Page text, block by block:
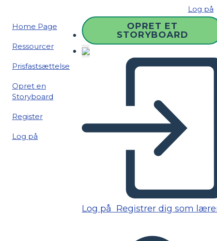
Log på
Home Page
Ressourcer
Prisfastsættelse
Opret en
Storyboard
Register
Log på
OPRET ET
STORYBOARD
Log på Registrer dig som